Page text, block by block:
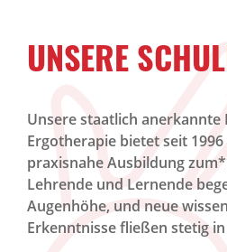
UNSERE
Unsere staatlich
Ergotherapie bietet seit
praxisnahe Ausbildung
Lehrende und Lernende
Augenhöhe, und neue
Erkenntnisse fließen stetig